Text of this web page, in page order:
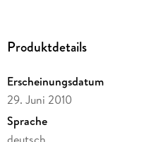
oder rechtshistorischer Sicht
Inhaltsverzeichnis
1;Inhaltsverzeichnis;6 2;Das
3;Kommentar I: E. T. A.
von Scuderi im (straf-
Produktdetails
Erscheinungsdatum
29. Juni 2010
Sprache